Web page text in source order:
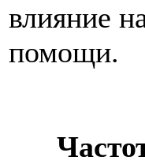
влияние
помощи.